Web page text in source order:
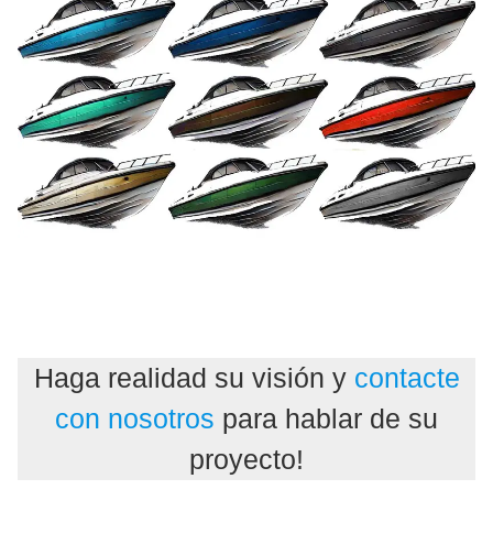
Haga realidad su visión y contacte
con nosotros para hablar de su
proyecto!